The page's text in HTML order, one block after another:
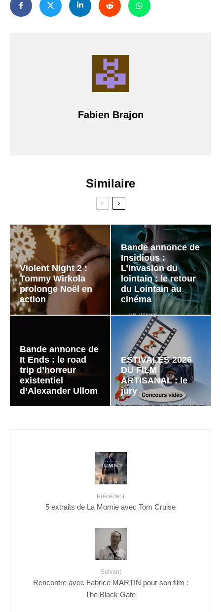
Fabien Brajon
Similaire
Violent Night 2 :
Tommy Wirkola
prolonge Noël en
action
Bande annonce de
Insidious :
L’invasion du
lointain : le retour
du Lointain au
cinéma
Bande annonce de
It Ends : le road
trip d’horreur
existentiel
d’Alexander Ullom
ESTIVALES 2026
DU FILM
ARTISANAL : le
jury
Précédent
5 extraits de La Momie avec Tom Cruise
Suivant
Rencontre avec Fabrice MARTIN pour son film :
The Black Gate